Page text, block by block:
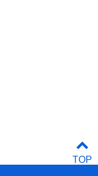
TOP